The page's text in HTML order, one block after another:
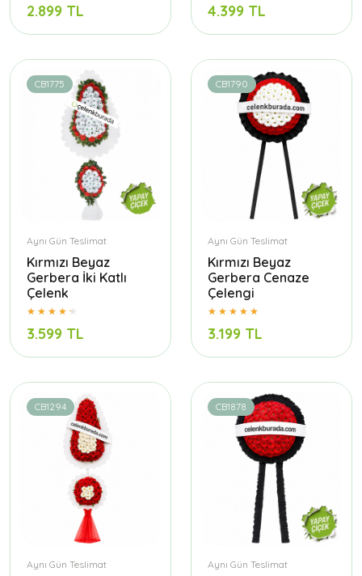
2.899 TL 4.399 TL
CB1775
Aynı Gün Teslimat
Kırmızı Beyaz
Gerbera İki Katlı
Çelenk
3.599 TL
CB1790
Aynı Gün Teslimat
Kırmızı Beyaz
Gerbera Cenaze
Çelengi
3.199 TL
CB1294
Aynı Gün Teslimat
CB1878
Aynı Gün Teslimat